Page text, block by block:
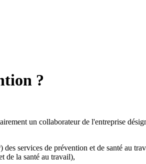
?
un collaborateur de l'entreprise
services de prévention et de santé au
de la santé au travail),